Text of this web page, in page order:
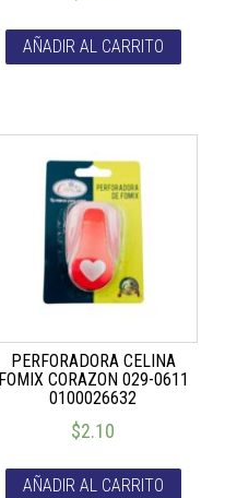
AÑADIR AL CARRITO
PERFORADORA CELINA
FOMIX CORAZON 029-0611
0100026632
$2.10
AÑADIR AL CARRITO